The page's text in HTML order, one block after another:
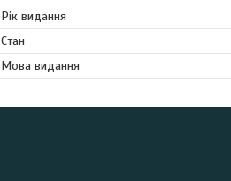
Рік видання
Стан
Мова видання